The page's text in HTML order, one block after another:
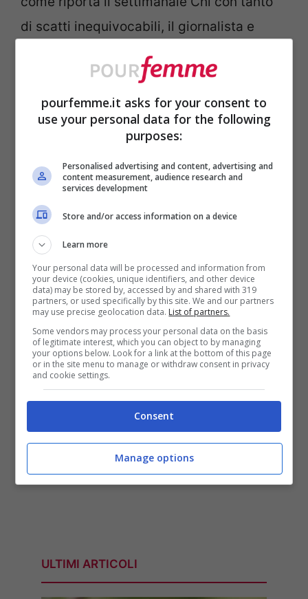
di scatti inequivocabili, il giornalista e
sarebbe mostrato reticente nel baciare la
bella Salari, davanti agli occhi di alcuni
amici con cui i due sarebbero stati
Terremoto in vista? Per il momento tutto
tace, almeno da parte dei diretti
interessati, che sembrano occuparsi di
altro fuorché di trovare una giustificazione
(impossibile?) a quei contatti bollenti!
ULTIMI ARTICOLI
pourfemme.it asks for your consent to
use your personal data for the following
purposes:
Personalised advertising and content, advertising and
content measurement, audience research and
services development
Store and/or access information on a device
Learn more
Your personal data will be processed and information from
your device (cookies, unique identifiers, and other device
data) may be stored by, accessed by and shared with 319
partners, or used specifically by this site. We and our partners
may use precise geolocation data. List of partners.
Some vendors may process your personal data on the basis
of legitimate interest, which you can object to by managing
your options below. Look for a link at the bottom of this page
or in the site menu to manage or withdraw consent in privacy
and cookie settings.
Consent
Manage options